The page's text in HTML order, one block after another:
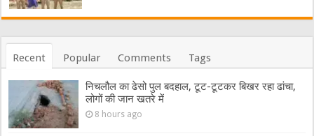
Recent Popular Comments Tags
निचलौल का ढेसो पुल बदहाल, टूट-टूटकर बिखर रहा ढांचा,
लोगों की जान खतरे में
8 hours ago